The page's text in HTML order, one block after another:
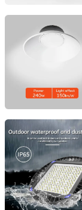
Jiangsu
Jiangsu Xinyixin
Jiangsu,